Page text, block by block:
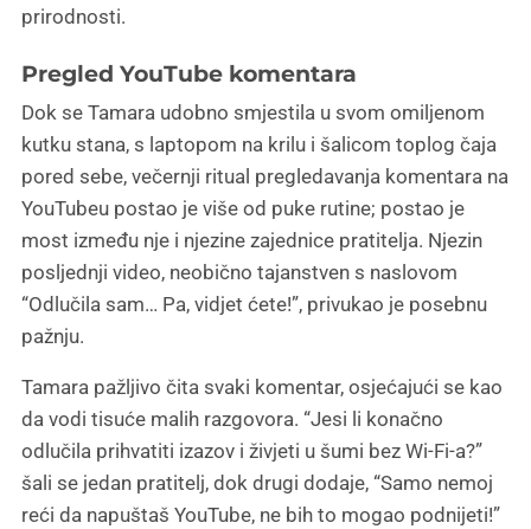
prirodnosti.
Pregled YouTube komentara
Dok se Tamara udobno smjestila u svom omiljenom
kutku stana, s laptopom na krilu i šalicom toplog čaja
pored sebe, večernji ritual pregledavanja komentara na
YouTubeu postao je više od puke rutine; postao je
most između nje i njezine zajednice pratitelja. Njezin
posljednji video, neobično tajanstven s naslovom
“Odlučila sam… Pa, vidjet ćete!”, privukao je posebnu
pažnju.
Tamara pažljivo čita svaki komentar, osjećajući se kao
da vodi tisuće malih razgovora. “Jesi li konačno
odlučila prihvatiti izazov i živjeti u šumi bez Wi-Fi-a?”
šali se jedan pratitelj, dok drugi dodaje, “Samo nemoj
reći da napuštaš YouTube, ne bih to mogao podnijeti!”